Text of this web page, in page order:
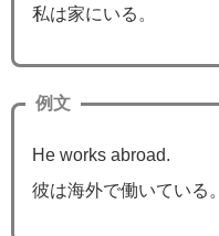
私は家にいる。
例文
He works abroad.
彼は海外で働いている。